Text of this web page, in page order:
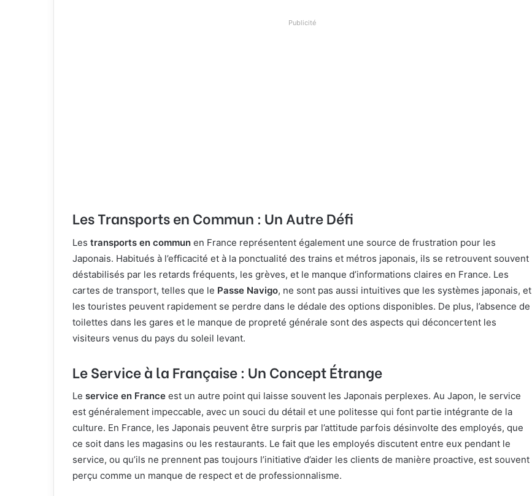
Publicité
Les Transports en Commun : Un Autre Défi
Les transports en commun en France représentent également une source de frustration pour les
Japonais. Habitués à l’efficacité et à la ponctualité des trains et métros japonais, ils se retrouvent souvent
déstabilisés par les retards fréquents, les grèves, et le manque d’informations claires en France. Les
cartes de transport, telles que le Passe Navigo, ne sont pas aussi intuitives que les systèmes japonais, et
les touristes peuvent rapidement se perdre dans le dédale des options disponibles. De plus, l’absence de
toilettes dans les gares et le manque de propreté générale sont des aspects qui déconcertent les
visiteurs venus du pays du soleil levant.
Le Service à la Française : Un Concept Étrange
Le service en France est un autre point qui laisse souvent les Japonais perplexes. Au Japon, le service
est généralement impeccable, avec un souci du détail et une politesse qui font partie intégrante de la
culture. En France, les Japonais peuvent être surpris par l’attitude parfois désinvolte des employés, que
ce soit dans les magasins ou les restaurants. Le fait que les employés discutent entre eux pendant le
service, ou qu’ils ne prennent pas toujours l’initiative d’aider les clients de manière proactive, est souvent
perçu comme un manque de respect et de professionnalisme.